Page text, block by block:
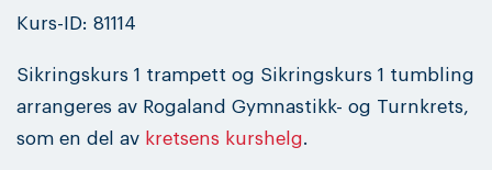
Kurs-ID: 81114
Sikringskurs 1 trampett og Sikringskurs 1 tumbling
arrangeres av Rogaland Gymnastikk- og Turnkrets,
som en del av kretsens kurshelg.